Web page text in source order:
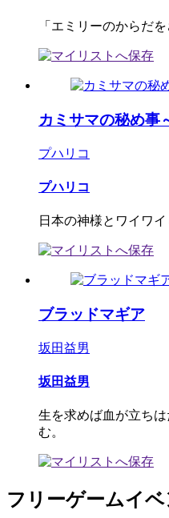
「エミリーのからだを
カミサマの秘め事
プハリコ
プハリコ
日本の神様とワイワ
ブラッドマギア
坂田益男
坂田益男
生を求めば血が立ち
む。
フリーゲームイベ